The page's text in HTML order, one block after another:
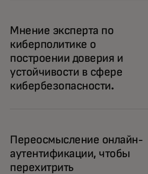
Мнение эксперта по
киберполитике о
построении доверия и
устойчивости в сфере
кибербезопасности.
Переосмысление онлайн-
аутентификации, чтобы
перехитрить